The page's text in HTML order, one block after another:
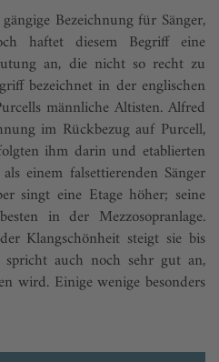
Bezeichnung für Sänger,
haftet diesem Begriff eine
an, die nicht so recht zu
bezeichnet in der englischen
männliche Altisten. Alfred
im Rückbezug auf Purcell,
ihm darin und etablierten
einem falsettierenden Sänger
singt eine Etage höher; seine
in der Mezzosopranlage.
Klangschönheit steigt sie bis
auch noch sehr gut an,
wird. Einige wenige besonders